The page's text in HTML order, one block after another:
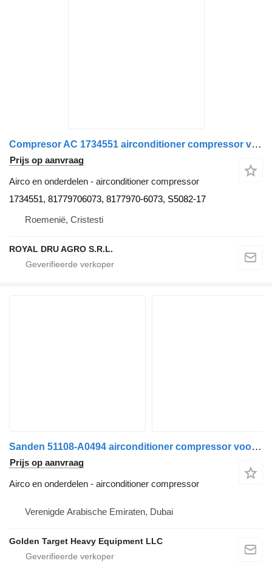
Compresor AC 1734551 airconditioner compressor voor Sanden Scania 14863 9866 vrachtwagen
Prijs op aanvraag
Airco en onderdelen - airconditioner compressor
1734551, 81779706073, 8177970-6073, S5082-17
Roemenië, Cristesti
ROYAL DRU AGRO S.R.L.
Sanden 51108-A0494 airconditioner compressor voor vrachtwagen
Prijs op aanvraag
Airco en onderdelen - airconditioner compressor
Verenigde Arabische Emiraten, Dubai
Golden Target Heavy Equipment LLC